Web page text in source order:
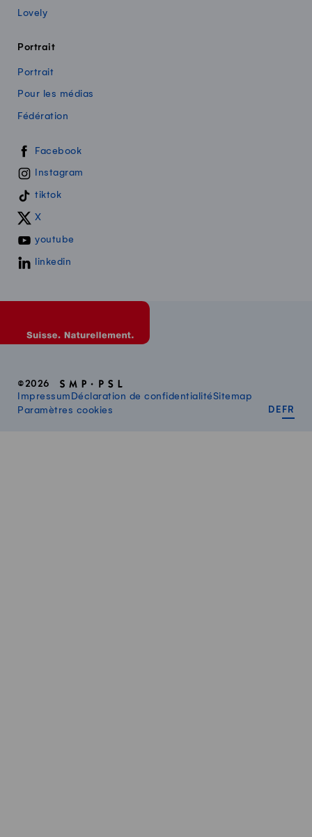
Lovely
Portrait
Portrait
Pour les médias
Fédération
Swissmilk sur les réseaux sociaux
Facebook
Instagram
tiktok
X
youtube
linkedin
©2026
Impressum Déclaration de confidentialitéSitemap
Paramètres cookies
DE FR